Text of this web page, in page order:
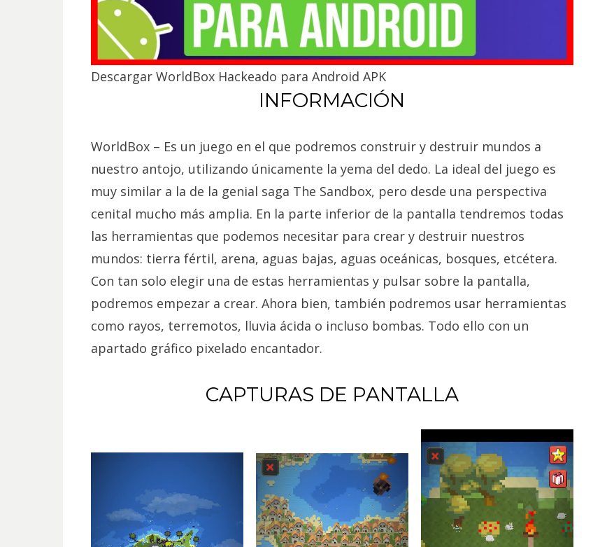
Descargar WorldBox Hackeado para Android APK
INFORMACIÓN
WorldBox – Es un juego en el que podremos construir y destruir mundos a
nuestro antojo, utilizando únicamente la yema del dedo. La ideal del juego es
muy similar a la de la genial saga The Sandbox, pero desde una perspectiva
cenital mucho más amplia. En la parte inferior de la pantalla tendremos todas
las herramientas que podemos necesitar para crear y destruir nuestros
mundos: tierra fértil, arena, aguas bajas, aguas oceánicas, bosques, etcétera.
Con tan solo elegir una de estas herramientas y pulsar sobre la pantalla,
podremos empezar a crear. Ahora bien, también podremos usar herramientas
como rayos, terremotos, lluvia ácida o incluso bombas. Todo ello con un
apartado gráfico pixelado encantador.
CAPTURAS DE PANTALLA